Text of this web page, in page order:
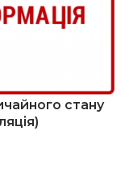
стану